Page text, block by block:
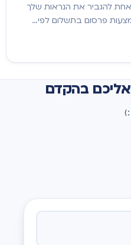
להגביר את הנראות שלך
פרסום בתשלום לפי…
אליכם בהקדם